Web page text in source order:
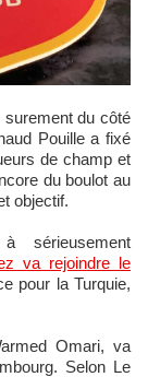
Pouille a fixé
de champ et
du boulot au
objectif.
sérieusement
va rejoindre le
pour la Turquie,
Omari, va
Selon Le